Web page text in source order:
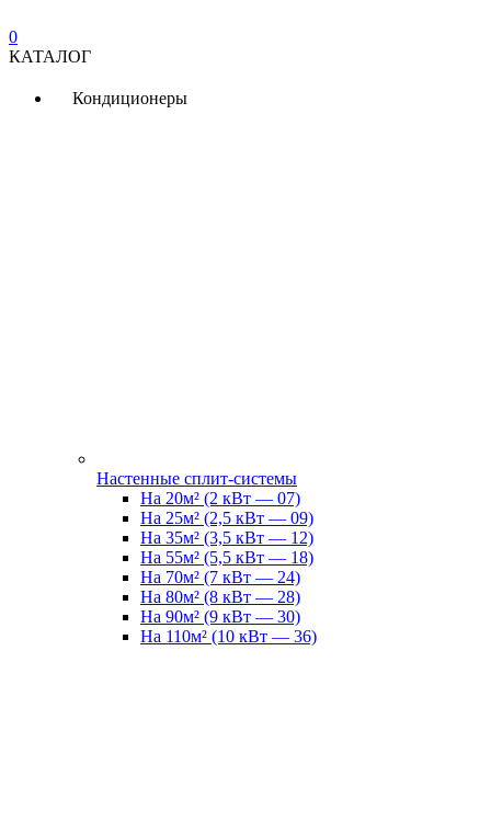
0
КАТАЛОГ
Кондиционеры
Настенные сплит-системы
На 20м² (2 кВт — 07)
На 25м² (2,5 кВт — 09)
На 35м² (3,5 кВт — 12)
На 55м² (5,5 кВт — 18)
На 70м² (7 кВт — 24)
На 80м² (8 кВт — 28)
На 90м² (9 кВт — 30)
На 110м² (10 кВт — 36)